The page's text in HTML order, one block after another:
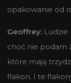
opakowanie od
Geoffrey: Ludzie
choć nie podam
które mają
flakon. I te